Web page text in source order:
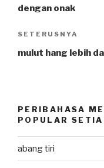
dengan onak
Next
Post
SETERUSNYA
mulut hang lebih
PERIBAHASA
POPULAR
abang tiri